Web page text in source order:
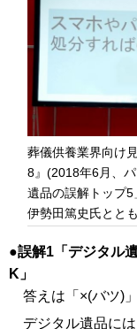
葬儀供養業界向け
8』(2018年6月、
遺品の誤解トップ
伊勢田篤史氏とと
誤解1「デジタル
K」
答えは「×(バツ)」
デジタル遺品に